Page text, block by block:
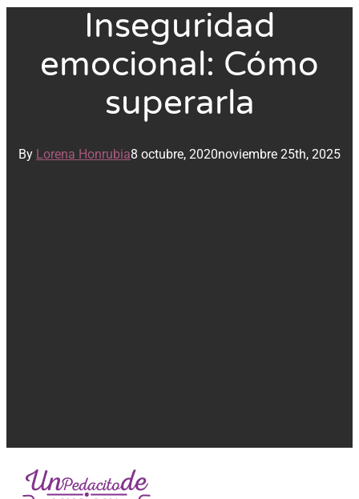
Inseguridad
emocional: Cómo
superarla
By Lorena Honrubia8 octubre, 2020noviembre 25th, 2025